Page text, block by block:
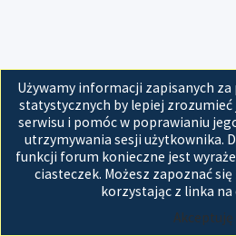
Używamy informacji zapisanych za
statystycznych by lepiej zrozumieć
serwisu i pomóc w poprawianiu
utrzymywania sesji użytkownika.
funkcji forum konieczne jest
ciasteczek. Możesz zapoznać
korzystając z linka na
Akceptuję